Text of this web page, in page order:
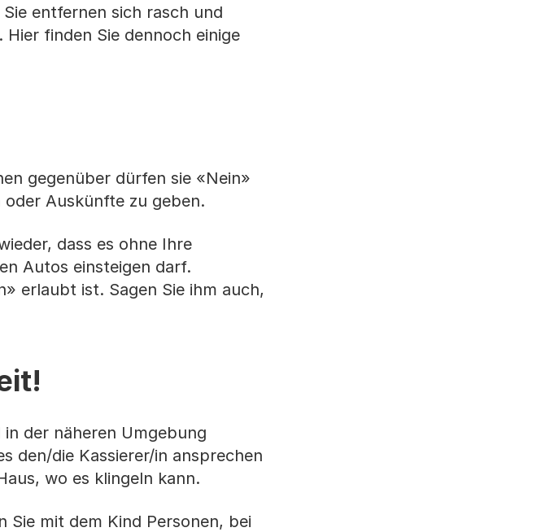
entfernen sich rasch und
finden Sie dennoch einige
gegenüber dürfen sie «Nein»
Auskünfte zu geben.
dass es ohne Ihre
Autos einsteigen darf.
erlaubt ist. Sagen Sie ihm auch,
der näheren Umgebung
den/die Kassierer/in ansprechen
wo es klingeln kann.
Sie mit dem Kind Personen, bei